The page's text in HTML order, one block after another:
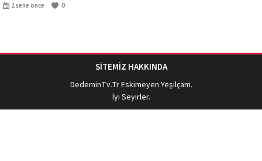
2 sene önce 0
SİTEMİZ HAKKINDA
DedeminTv.TrEskimeyen Yeşilçam.
İyi Seyirler.